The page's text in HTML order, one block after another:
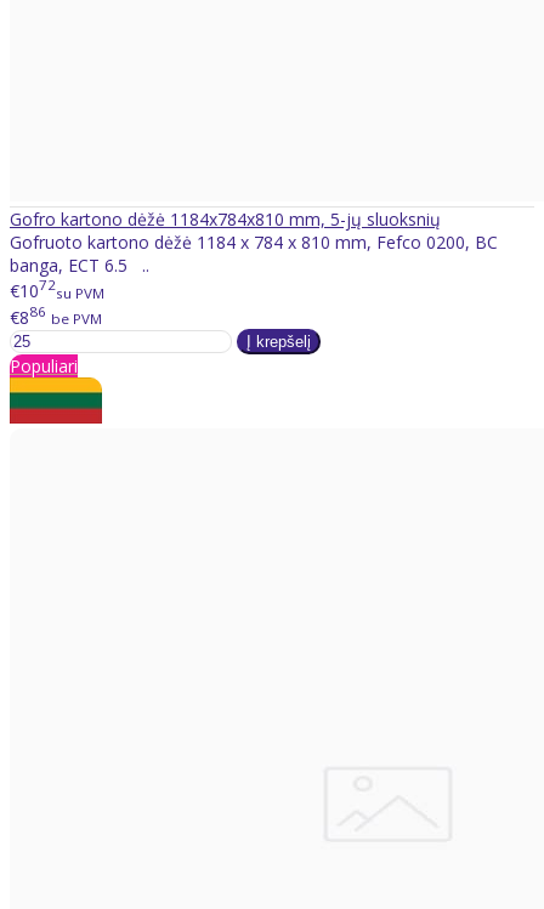
Gofro kartono dėžė 1184x784x810 mm, 5-jų sluoksnių
Gofruoto kartono dėžė 1184 x 784 x 810 mm, Fefco 0200, BC
banga, ECT 6.5 ..
€1072su PVM
€886 be PVM
Populiari